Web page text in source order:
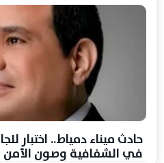
حادث ميناء دمياط.. اختبار
في الشفافية وصون